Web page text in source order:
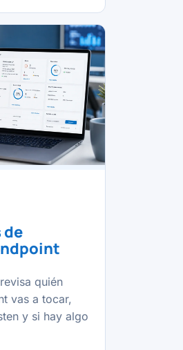
de
quién
vas a tocar,
y si hay algo